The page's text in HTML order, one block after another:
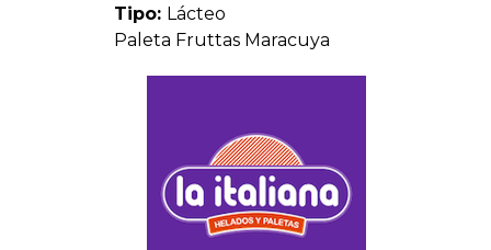
Tipo: Lácteo
Paleta Fruttas Maracuya